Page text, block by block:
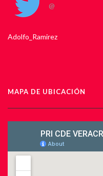
@
Adolfo_Ramirez
MAPA DE UBICACIÓN